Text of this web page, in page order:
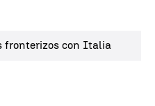
fronterizos con Italia